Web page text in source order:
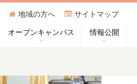
地域の方へ サイトマップ
オープンキャンパス 情報公開